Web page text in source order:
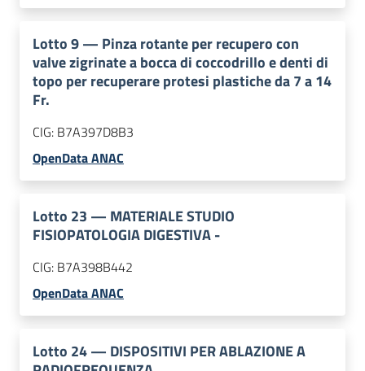
Lotto9— Pinza rotante per recupero con
valve zigrinate a bocca di coccodrillo e denti di
topo per recuperare protesi plastiche da 7 a 14
Fr.
CIG: B7A397D8B3
OpenData ANAC
Lotto 23 — MATERIALE STUDIO
FISIOPATOLOGIA DIGESTIVA -
CIG: B7A398B442
OpenData ANAC
Lotto 24— DISPOSITIVI PER ABLAZIONE A